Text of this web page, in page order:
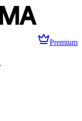
Premium